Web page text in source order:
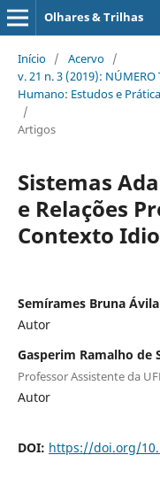
Olhares & Trilhas
Início / Acervo /
v. 21 n. 3 (2019):
Humano: Estudos e
/
Artigos
Sistemas
e Relações
Contexto
Semírames Bruna Ávila
Autor
Gasperim Ramalho de
Professor Assistente da
Autor
DOI: https://doi.org/